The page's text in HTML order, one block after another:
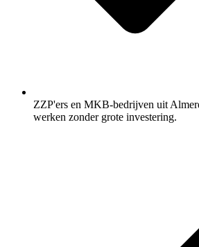
ZZP'ers en MKB-bedrijven uit
werken zonder grote investering.